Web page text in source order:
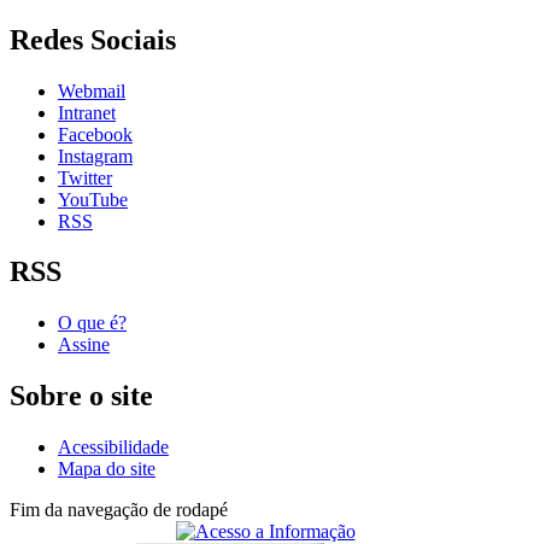
Redes Sociais
Webmail
Intranet
Facebook
Instagram
Twitter
YouTube
RSS
RSS
O que é?
Assine
Sobre o site
Acessibilidade
Mapa do site
Fim da navegação de rodapé